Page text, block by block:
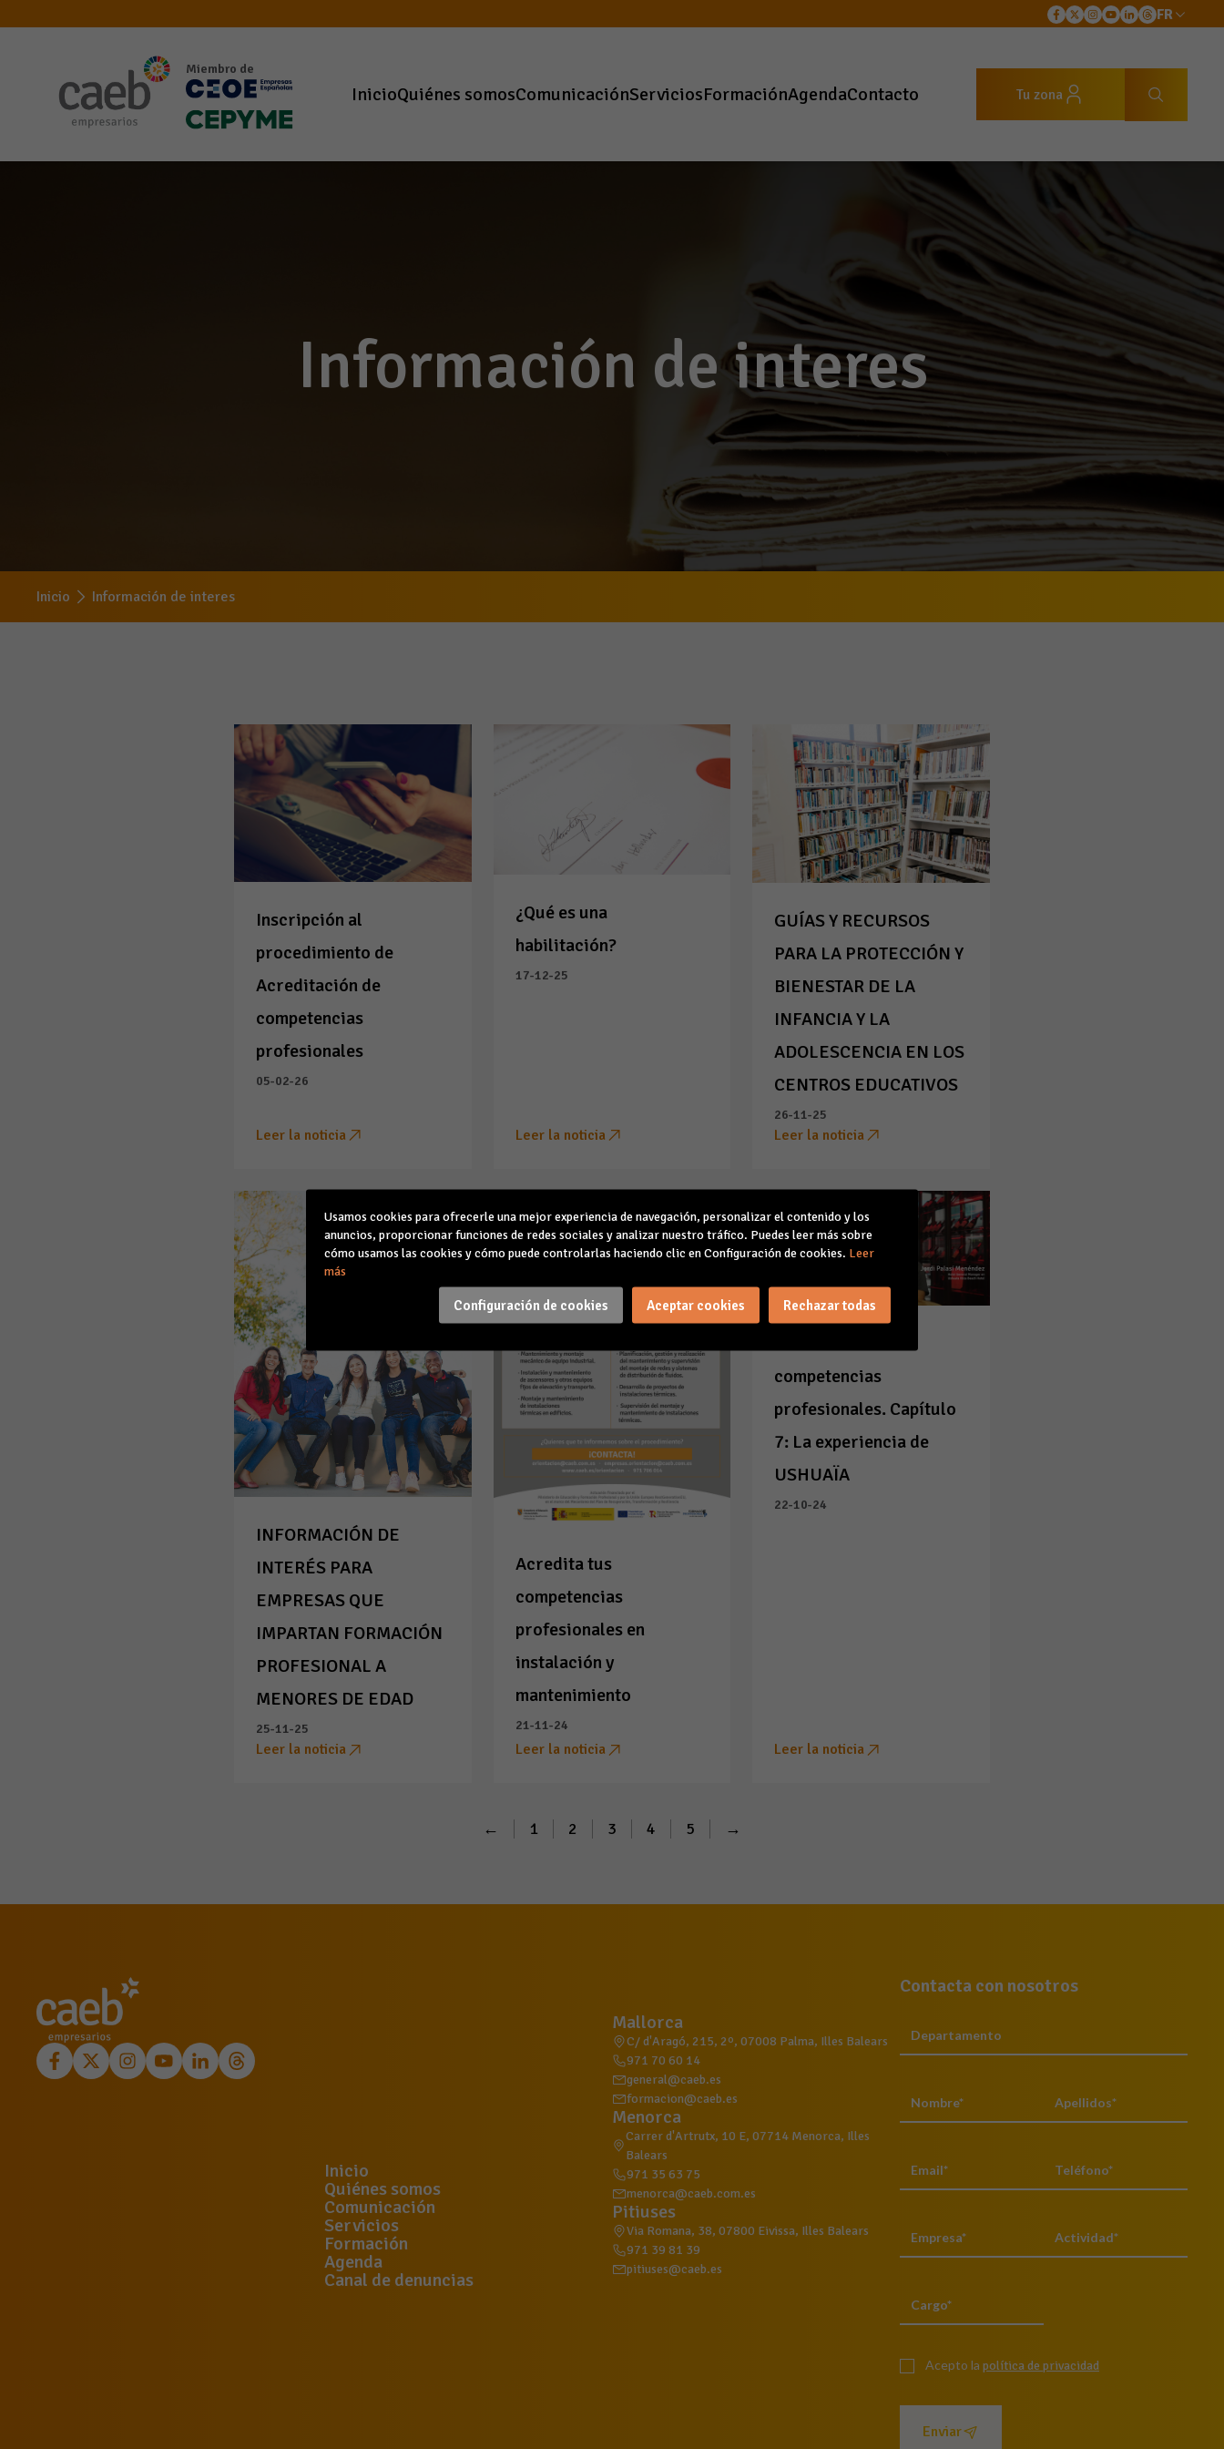
FR
Miembro de
InicioQuiénes somosComunicaciónServiciosFormaciónAgendaContacto Tu zona
Información de interes
Inicio Información de interes
Inscripción al
procedimiento de
Acreditación de
competencias
profesionales
05-02-26
Leer la noticia
¿Qué es una
habilitación?
17-12-25
Leer la noticia
GUÍAS Y RECURSOS
PARA LA PROTECCIÓN Y
BIENESTAR DE LA
INFANCIA Y LA
ADOLESCENCIA EN LOS
CENTROS EDUCATIVOS
26-11-25
Leer la noticia
INFORMACIÓN DE
INTERÉS PARA
EMPRESAS QUE
IMPARTAN FORMACIÓN
PROFESIONAL A
MENORES DE EDAD
25-11-25
Leer la noticia
Acredita tus
competencias
profesionales en
instalación y
mantenimiento
21-11-24
Leer la noticia
competencias
profesionales. Capítulo
7: La experiencia de
USHUAÏA
22-10-24
Leer la noticia
← 1 2 3 4 5 →
Inicio
Quiénes somos
Comunicación
Servicios
Formación
Agenda
Canal de denuncias
Mallorca
C/ d'Aragó, 215, 2º, 07008 Palma, Illes Balears
971 70 60 14
general@caeb.es
formacion@caeb.es
Menorca
Carrer d'Artrutx, 10 E, 07714 Menorca, Illes
Balears
971 35 63 75
menorca@caeb.com.es
Pitiuses
Via Romana, 38, 07800 Eivissa, Illes Balears
971 39 81 39
pitiuses@caeb.es
Contacta con nosotros
Acepto la política de privacidad
Enviar
Usamos cookies para ofrecerle una mejor experiencia de navegación, personalizar el contenido y los
anuncios, proporcionar funciones de redes sociales y analizar nuestro tráfico. Puedes leer más sobre
cómo usamos las cookies y cómo puede controlarlas haciendo clic en Configuración de cookies. Leer
más
Configuración de cookies Aceptar cookies Rechazar todas